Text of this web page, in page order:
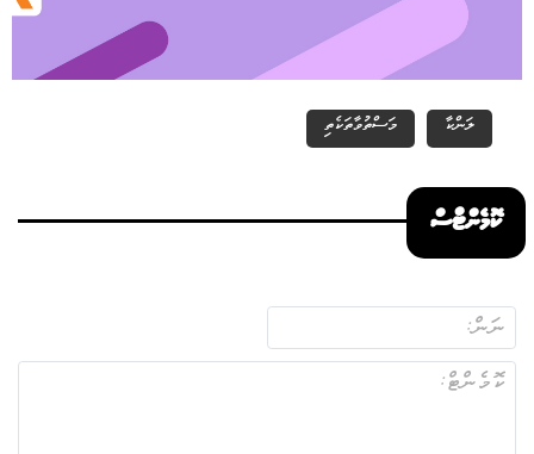
ލަންކާ މަސްތުވާތަކެތި
ކޮމެންޓްސް